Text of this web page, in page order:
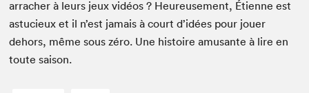
arracher à leurs jeux vidéos ? Heureuse­ment, Éti­enne est
astu­cieux et il n’est jamais à court d’idées pour jouer
dehors, même sous zéro. Une his­toire amu­sante à lire en
toute saison.